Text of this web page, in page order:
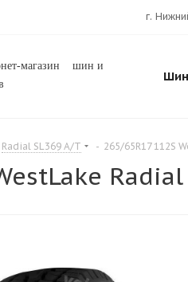
г.
магазин шин и
Radial SL369 A/T - 265/65R17 112S